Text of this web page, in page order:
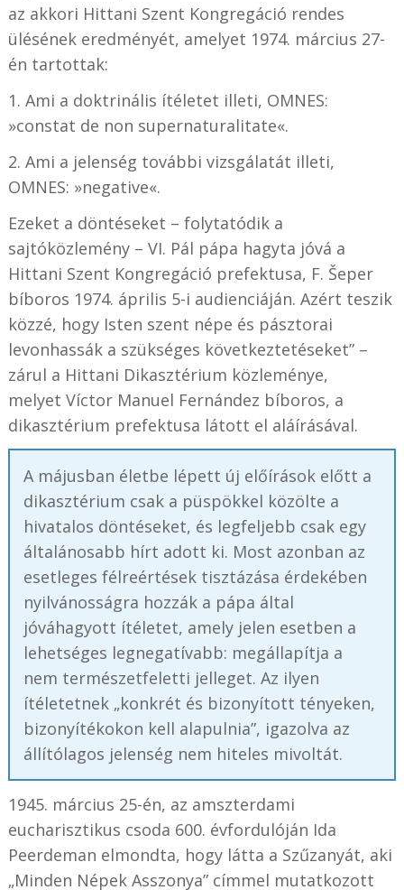
az akkori Hittani Szent Kongregáció rendes
ülésének eredményét, amelyet 1974. március 27-
én tartottak:
1. Ami a doktrinális ítéletet illeti, OMNES:
»constat de non supernaturalitate«.
2. Ami a jelenség további vizsgálatát illeti,
OMNES: »negative«.
Ezeket a döntéseket – folytatódik a
sajtóközlemény – VI. Pál pápa hagyta jóvá a
Hittani Szent Kongregáció prefektusa, F. Šeper
bíboros 1974. április 5-i audienciáján. Azért teszik
közzé, hogy Isten szent népe és pásztorai
levonhassák a szükséges következtetéseket” –
zárul a Hittani Dikasztérium közleménye,
melyet Víctor Manuel Fernández bíboros, a
dikasztérium prefektusa látott el aláírásával.
A májusban életbe lépett új előírások előtt a
dikasztérium csak a püspökkel közölte a
hivatalos döntéseket, és legfeljebb csak egy
általánosabb hírt adott ki. Most azonban az
esetleges félreértések tisztázása érdekében
nyilvánosságra hozzák a pápa által
jóváhagyott ítéletet, amely jelen esetben a
lehetséges legnegatívabb: megállapítja a
nem természetfeletti jelleget. Az ilyen
ítéletetnek „konkrét és bizonyított tényeken,
bizonyítékokon kell alapulnia”, igazolva az
állítólagos jelenség nem hiteles mivoltát.
1945. március 25-én, az amszterdami
eucharisztikus csoda 600. évfordulóján Ida
Peerdeman elmondta, hogy látta a Szűzanyát, aki
„Minden Népek Asszonya” címmel mutatkozott